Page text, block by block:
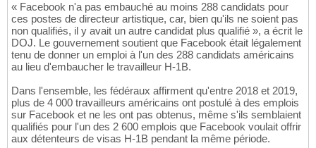
« Facebook n'a pas embauché au moins 288 candidats pour
ces postes de directeur artistique, car, bien qu'ils ne soient pas
non qualifiés, il y avait un autre candidat plus qualifié », a écrit le
DOJ. Le gouvernement soutient que Facebook était légalement
tenu de donner un emploi à l'un des 288 candidats américains
au lieu d'embaucher le travailleur H-1B.
Dans l'ensemble, les fédéraux affirment qu'entre 2018 et 2019,
plus de 4 000 travailleurs américains ont postulé à des emplois
sur Facebook et ne les ont pas obtenus, même s'ils semblaient
qualifiés pour l'un des 2 600 emplois que Facebook voulait offrir
aux détenteurs de visas H-1B pendant la même période.